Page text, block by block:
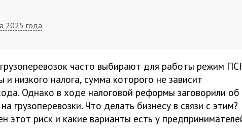
2025 года
часто выбирают для работы режим
низкого налога, сумма которого не зависит
Однако в ходе налоговой реформы заговорили об
грузоперевозки. Что делать бизнесу в связи с этим?
этот риск и какие варианты есть у